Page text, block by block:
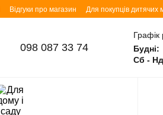
Відгуки про магазин Для покупців дитячих
098 087 33 74
Графік
Будні:
Сб -